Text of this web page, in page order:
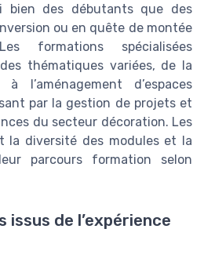
bien des débutants que des
ou en quête de montée
formations spécialisées
thématiques variées, de la
l’aménagement d’espaces
par la gestion de projets et
du secteur décoration. Les
la diversité des modules et la
parcours formation selon
issus de l’expérience